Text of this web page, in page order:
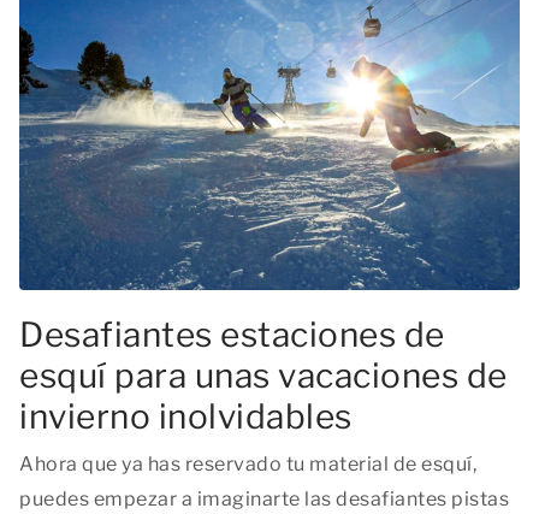
Desafiantes estaciones de
esquí para unas vacaciones de
invierno inolvidables
Ahora que ya has reservado tu material de esquí,
puedes empezar a imaginarte las desafiantes pistas